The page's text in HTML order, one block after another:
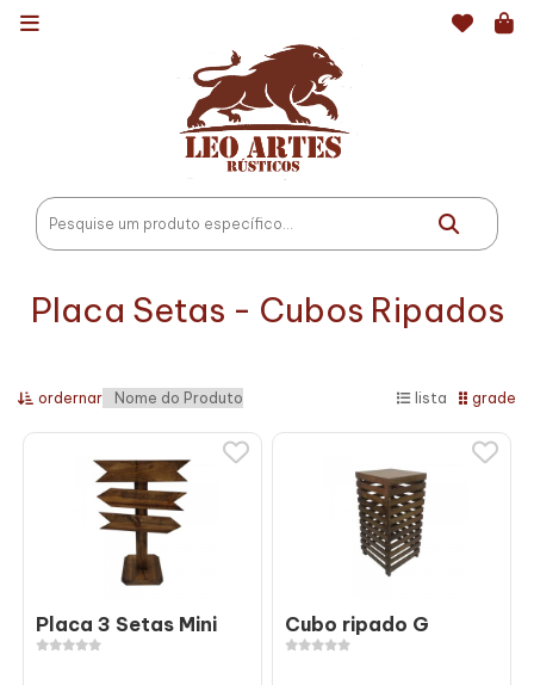
Placa Setas - Cubos Ripados
ordernar lista grade
Placa 3 Setas Mini Cubo ripado G